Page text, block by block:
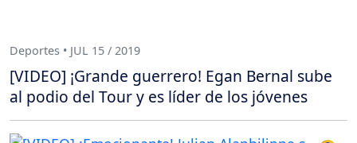
Deportes • JUL 15 / 2019
[VIDEO] ¡Grande guerrero! Egan Bernal sube
al podio del Tour y es líder de los jóvenes